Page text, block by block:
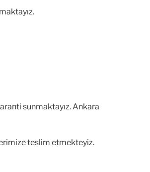
sunmaktayız. Ankara
teslim etmekteyiz.